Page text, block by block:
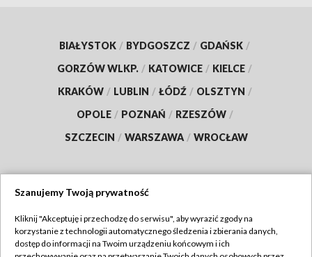
BIAŁYSTOK / BYDGOSZCZ / GDAŃSK /
GORZÓW WLKP. / KATOWICE / KIELCE /
KRAKÓW / LUBLIN / ŁÓDŹ / OLSZTYN /
OPOLE / POZNAŃ / RZESZÓW /
SZCZECIN / WARSZAWA / WROCŁAW
TVP
Szanujemy Twoją prywatność
Kliknij "Akceptuję i przechodzę do serwisu", aby wyrazić zgody na
korzystanie z technologii automatycznego śledzenia i zbierania danych,
dostęp do informacji na Twoim urządzeniu końcowym i ich